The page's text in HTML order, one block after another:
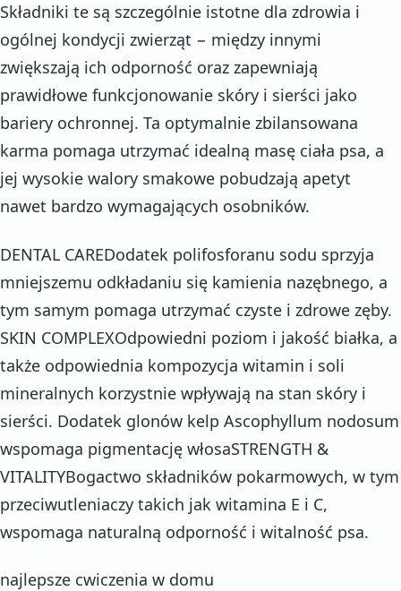
Składniki te są szczególnie istotne dla zdrowia i
ogólnej kondycji zwierząt − między innymi
zwiększają ich odporność oraz zapewniają
prawidłowe funkcjonowanie skóry i sierści jako
bariery ochronnej. Ta optymalnie zbilansowana
karma pomaga utrzymać idealną masę ciała psa, a
jej wysokie walory smakowe pobudzają apetyt
nawet bardzo wymagających osobników.
DENTAL CAREDodatek polifosforanu sodu sprzyja
mniejszemu odkładaniu się kamienia nazębnego, a
tym samym pomaga utrzymać czyste i zdrowe zęby.
SKIN COMPLEXOdpowiedni poziom i jakość białka, a
także odpowiednia kompozycja witamin i soli
mineralnych korzystnie wpływają na stan skóry i
sierści. Dodatek glonów kelp Ascophyllum nodosum
wspomaga pigmentację włosaSTRENGTH &
VITALITYBogactwo składników pokarmowych, w tym
przeciwutleniaczy takich jak witamina E i C,
wspomaga naturalną odporność i witalność psa.
najlepsze cwiczenia w domu